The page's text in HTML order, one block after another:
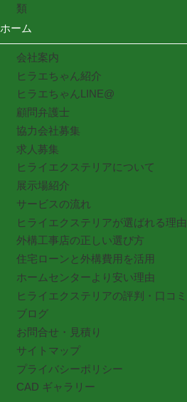
類
ホーム
会社案内
ヒラエちゃん紹介
ヒラエちゃんLINE@
顧問弁護士
協力会社募集
求人募集
ヒライエクステリアについて
展示場紹介
サービスの流れ
ヒライエクステリアが選ばれる理由
外構工事店の正しい選び方
住宅ローンと外構費用を活用
ホームセンターより安い理由
ヒライエクステリアの評判・口コミ
ブログ
お問合せ・見積り
サイトマップ
プライバシーポリシー
CAD ギャラリー